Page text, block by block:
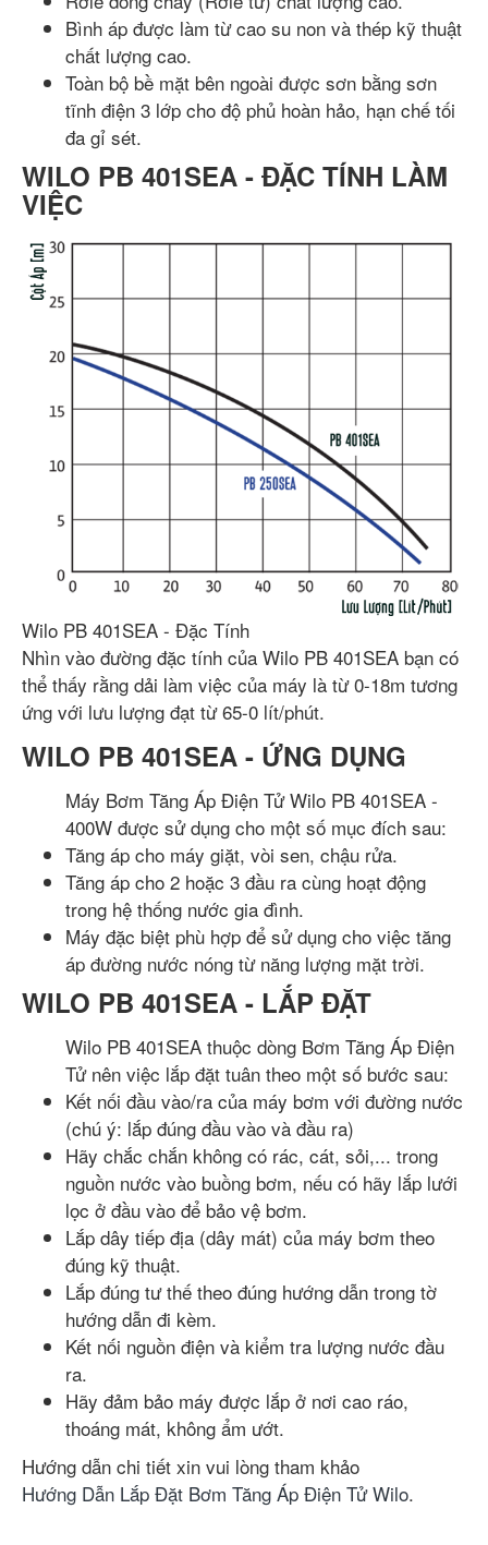
Bình áp được làm từ cao su non và thép kỹ thuật
chất lượng cao.
Toàn bộ bề mặt bên ngoài được sơn bằng sơn
tĩnh điện 3 lớp cho độ phủ hoàn hảo, hạn chế tối
đa gỉ sét.
WILO PB 401SEA - ĐẶC TÍNH LÀM
VIỆC
Wilo PB 401SEA - Đặc Tính
Nhìn vào đường đặc tính của Wilo PB 401SEA bạn có
thể thấy rằng dải làm việc của máy là từ 0-18m tương
ứng với lưu lượng đạt từ 65-0 lít/phút.
WILO PB 401SEA - ỨNG DỤNG
Máy Bơm Tăng Áp Điện Tử Wilo PB 401SEA -
400W được sử dụng cho một số mục đích sau:
Tăng áp cho máy giặt, vòi sen, chậu rửa.
Tăng áp cho 2 hoặc 3 đầu ra cùng hoạt động
trong hệ thống nước gia đình.
Máy đặc biệt phù hợp để sử dụng cho việc tăng
áp đường nước nóng từ năng lượng mặt trời.
WILO PB 401SEA - LẮP ĐẶT
Wilo PB 401SEA thuộc dòng Bơm Tăng Áp Điện
Tử nên việc lắp đặt tuân theo một số bước sau:
Kết nối đầu vào/ra của máy bơm với đường nước
(chú ý: lắp đúng đầu vào và đầu ra)
Hãy chắc chắn không có rác, cát, sỏi,... trong
nguồn nước vào buồng bơm, nếu có hãy lắp lưới
lọc ở đầu vào để bảo vệ bơm.
Lắp dây tiếp địa (dây mát) của máy bơm theo
đúng kỹ thuật.
Lắp đúng tư thế theo đúng hướng dẫn trong tờ
hướng dẫn đi kèm.
Kết nối nguồn điện và kiểm tra lượng nước đầu
ra.
Hãy đảm bảo máy được lắp ở nơi cao ráo,
thoáng mát, không ẩm ướt.
Hướng dẫn chi tiết xin vui lòng tham khảo
Hướng Dẫn Lắp Đặt Bơm Tăng Áp Điện Tử Wilo.